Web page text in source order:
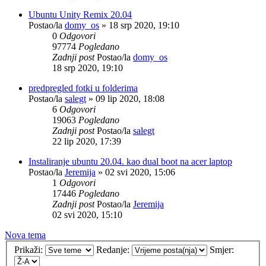
Ubuntu Unity Remix 20.04
Postao/la domy_os » 18 srp 2020, 19:10
0 Odgovori
97774 Pogledano
Zadnji postPostao/la domy_os
18 srp 2020, 19:10
predpregled fotki u folderima
Postao/la salegt » 09 lip 2020, 18:08
6 Odgovori
19063 Pogledano
Zadnji postPostao/la salegt
22 lip 2020, 17:39
Instaliranje ubuntu 20.04. kao dual boot na acer laptop
Postao/la Jeremija » 02 svi 2020, 15:06
1 Odgovori
17446 Pogledano
Zadnji postPostao/la Jeremija
02 svi 2020, 15:10
Nova tema
Prikaži:
Redanje: Smjer: